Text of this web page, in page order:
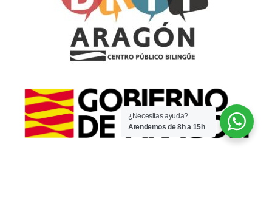
¿Necesitas ayuda?
Atendemos de 8h a 15h